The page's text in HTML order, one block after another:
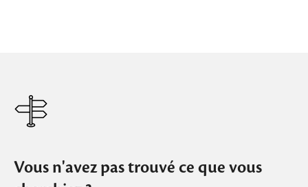
Vous n'avez pas trouvé ce que vous